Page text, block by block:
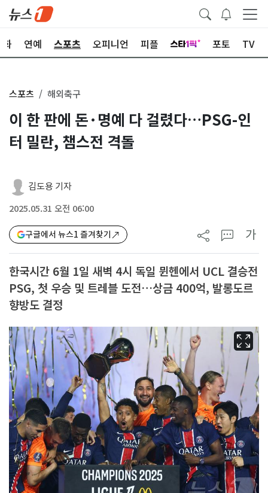
화 연예 스포츠 오피니언 피플 포토 TV
스포츠 해외축구
이 한 판에 돈·명예 다 걸렸다…PSG-인
터 밀란, 챔스전 격돌
김도용 기자
2025.05.31 오전 06:00
구글에서 뉴스1 즐겨찾기 가
한국시간 6월 1일 새벽 4시 독일 뮌헨에서 UCL 결승전
PSG, 첫 우승 및 트레블 도전…상금 400억, 발롱도르
향방도 결정